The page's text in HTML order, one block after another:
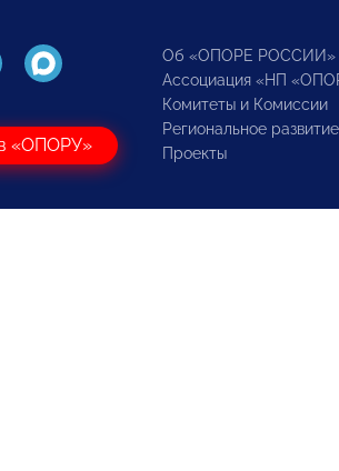
«ОПОРУ»
Об «ОПОРЕ РОССИИ»
Ассоциация «НП
Комитеты и Комиссии
Региональное развитие
Проекты